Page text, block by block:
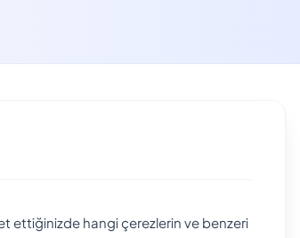
ettiğinizde hangi çerezlerin ve benzeri